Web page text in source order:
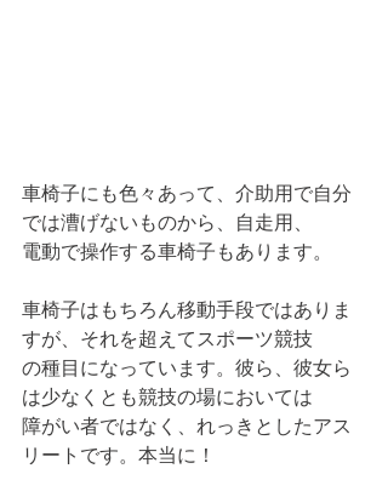
車椅子にも色々あって、介助用で自分
では漕げないものから、自走用、
電動で操作する車椅子もあります。
車椅子はもちろん移動手段ではありま
すが、それを超えてスポーツ競技
の種目になっています。彼ら、彼女ら
は少なくとも競技の場においては
障がい者ではなく、れっきとしたアス
リートです。本当に！